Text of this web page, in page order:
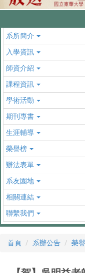
系所簡介
入學資訊
師資介紹
課程資訊
學術活動
期刊專書
生涯輔導
榮譽榜
辦法表單
系友園地
相關連結
聯繫我們
首頁 系辦公告 榮